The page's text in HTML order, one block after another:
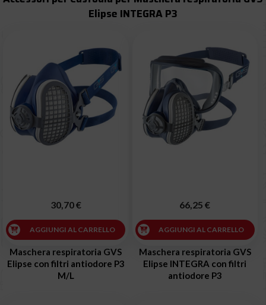
Elipse INTEGRA P3
Maschera respiratoria GVS
Elipse con filtri antiodore P3
M/L
30,70 €
AGGIUNGI AL CARRELLO
Maschera respiratoria GVS
Elipse INTEGRA con filtri
antiodore P3
66,25 €
AGGIUNGI AL CARRELLO